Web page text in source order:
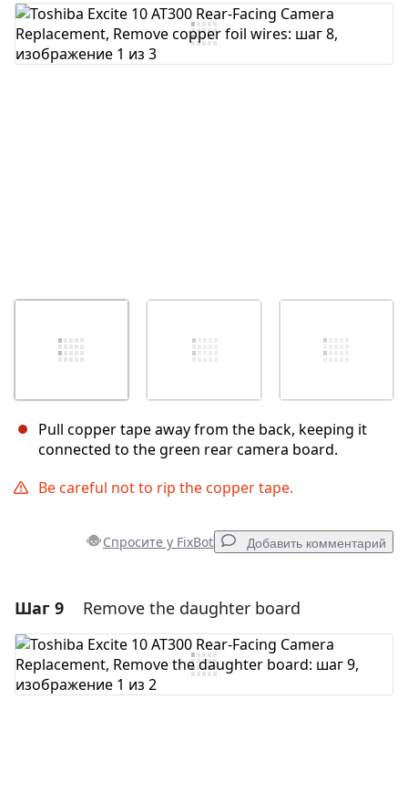
Добавить комментарий
Pull copper tape away from the back, keeping it
connected to the green rear camera board.
Be careful not to rip the copper tape.
Спросите у FixBot Добавить комментарий
Добавить комментарий
Добавить комментарий
Шаг 9 Remove the daughter board